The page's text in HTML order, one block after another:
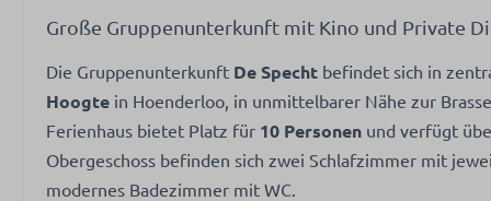
Küchengeräte
Gasherd: 4-
Kessel:
Waschen und Trocknen
Große Gruppenunterkunft mit Kino und Private
Die Gruppenunterkunft De Specht befindet sich in
Hoogte in Hoenderloo, in unmittelbarer Nähe zur
Ferienhaus bietet Platz für 10 Personen und verfügt
Obergeschoss befinden sich zwei Schlafzimmer mit
modernes Badezimmer mit WC.